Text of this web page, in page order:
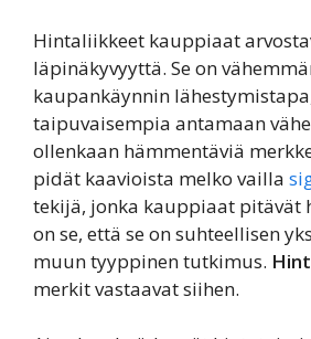
Hintaliikkeet kauppiaat
läpinäkyvyyttä. Se on
kaupankäynnin
taipuvaisempia antamaan
ollenkaan hämmentäviä
pidät kaavioista melko vailla
tekijä, jonka kauppiaat pitävät
on se, että se on suhteellisen
muun tyyppinen tutkimus.
merkit vastaavat siihen.